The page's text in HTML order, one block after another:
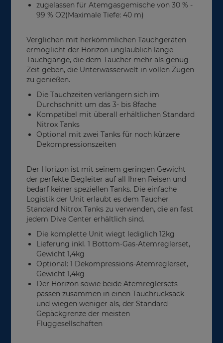
zugelassen für Atemgasgemische von 30 % -
99 % O2(Maximale Tiefe: 40 m)
Verglichen mit herkömmlichen Tauchgeräten
ermöglicht der Horizon unglaublich lange
Tauchgänge, die dem Taucher mehr als genug
Zeit geben, die Unterwasserwelt in vollen Zügen
zu genießen.
Die Tauchzeiten verlängern sich im
Durchschnitt um das 3- bis 8fache
Kompatibel mit überall erhältlichen Standard
Nitrox Tanks
Optional mit zwei Tanks für noch kürzere
Dekompressionszeiten
Der Horizon ist mit seinem geringen Gewicht
der perfekte Begleiter auf all Ihren Reisen und
bedarf keiner speziellen Tanks. Die einfache
Logistik der Unit erlaubt es dem Taucher
Standard Nitrox Tanks zu verwenden, die an fast
jedem Dive Center erhältlich sind.
Die komplette Unit wiegt lediglich 12kg
Lieferung inkl. 1 Bottom-Gas-Atemreglerset,
Gewicht 1,4kg
Optional: 1 Dekompressions-Atemreglerset,
Gewicht 1,4kg
Der Horizon sowie beide Atemreglersets
passen zusammen in einen Tauchrucksack
und wiegen weniger als, der Standard
Gepäckgrenze der meisten
Fluggesellschaften